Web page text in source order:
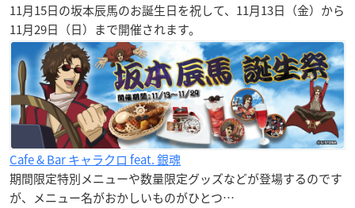
11月15日の坂本辰馬のお誕生日を祝して、11月13日（金）から
11月29日（日）まで開催されます。
Cafe & Bar キャラクロ feat. 銀魂
期間限定特別メニューや数量限定グッズなどが登場するのです
が、メニュー名がおかしいものがひとつ…